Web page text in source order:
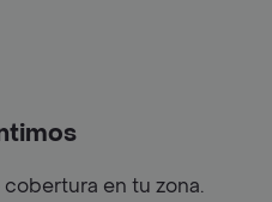
en tu zona.